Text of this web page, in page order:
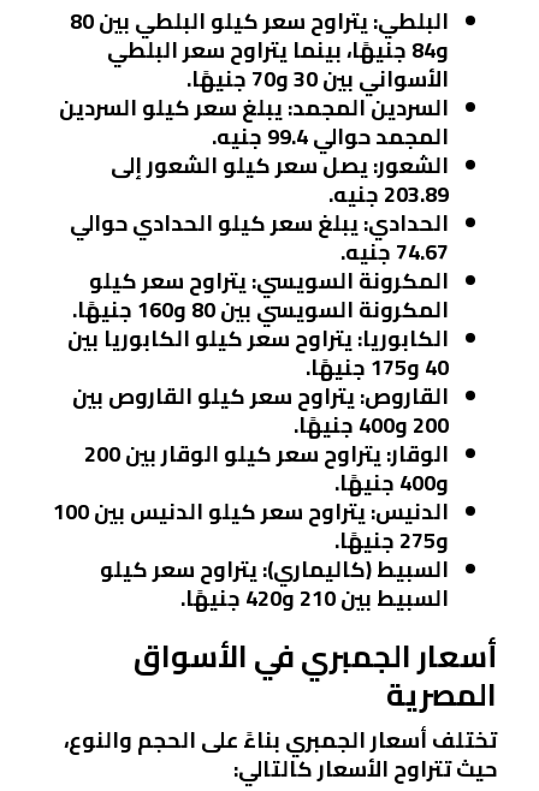
البلطي
: يتراوح سعر كيلو البلطي بين 80
و84 جنيهًا، بينما يتراوح سعر البلطي
الأسواني بين 30 و70 جنيهًا.
السردين المجمد: يبلغ سعر كيلو السردين
المجمد حوالي 99.4 جنيه.
الشعور: يصل سعر كيلو الشعور إلى
203.89 جنيه.
الحدادي: يبلغ سعر كيلو الحدادي حوالي
74.67 جنيه.
المكرونة السويسي: يتراوح سعر كيلو
المكرونة السويسي بين 80 و160 جنيهًا.
الكابوريا: يتراوح سعر كيلو الكابوريا بين
40 و175 جنيهًا.
القاروص: يتراوح سعر كيلو القاروص بين
200 و400 جنيهًا.
الوقار : يتراوح سعر كيلو الوقار بين 200
و400 جنيهًا.
الدنيس : يتراوح سعر كيلو الدنيس بين 100
و275 جنيهًا.
السبيط (كاليماري): يتراوح سعر كيلو
السبيط بين 210 و420 جنيهًا.
أسعار الجمبري في الأسواق
المصرية
تختلف أسعار الجمبري بناءً على الحجم والنوع،
حيث تتراوح الأسعار كالتالي: